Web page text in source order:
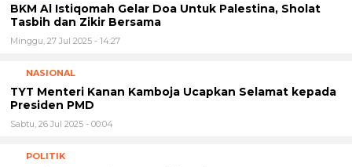
BKM Al Istiqomah Gelar Doa Untuk Palestina, Sholat
Tasbih dan Zikir Bersama
Minggu, 27 Jul 2025 - 14:27
NASIONAL
TYT Menteri Kanan Kamboja Ucapkan Selamat kepada
Presiden PMD
Sabtu, 26 Jul 2025 - 00:04
POLITIK